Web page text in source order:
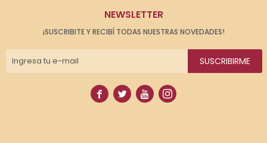
NEWSLETTER
¡SUSCRIBITE Y RECIBÍ TODAS NUESTRAS NOVEDADES!
SUSCRIBIRME
   